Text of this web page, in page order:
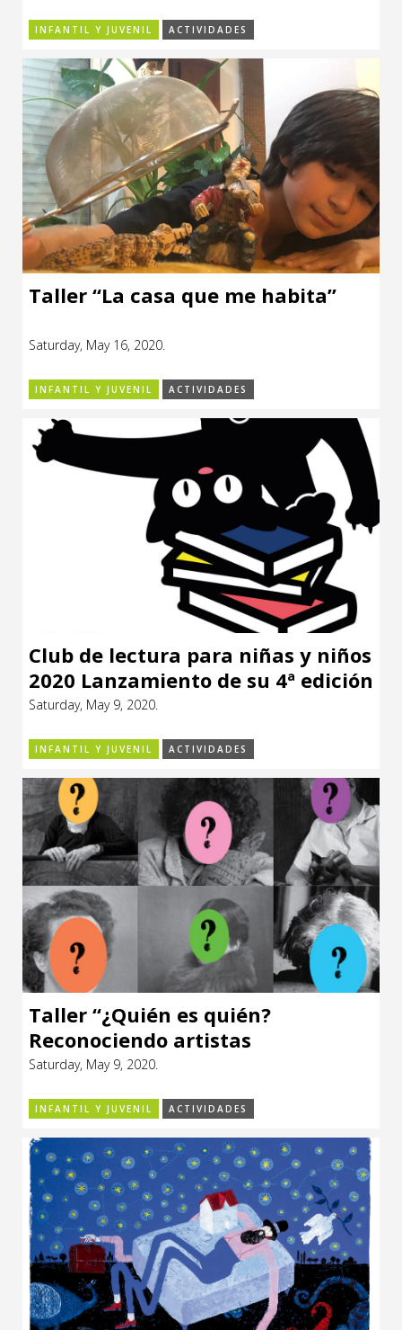
INFANTIL Y JUVENIL ACTIVIDADES
Taller “La casa que me habita”
Saturday, May 16, 2020.
INFANTIL Y JUVENIL ACTIVIDADES
Club de lectura para niñas y niños
2020 Lanzamiento de su 4ª edición
Saturday, May 9, 2020.
INFANTIL Y JUVENIL ACTIVIDADES
Taller “¿Quién es quién?
Reconociendo artistas
uruguayas”
Saturday, May 9, 2020.
INFANTIL Y JUVENIL ACTIVIDADES